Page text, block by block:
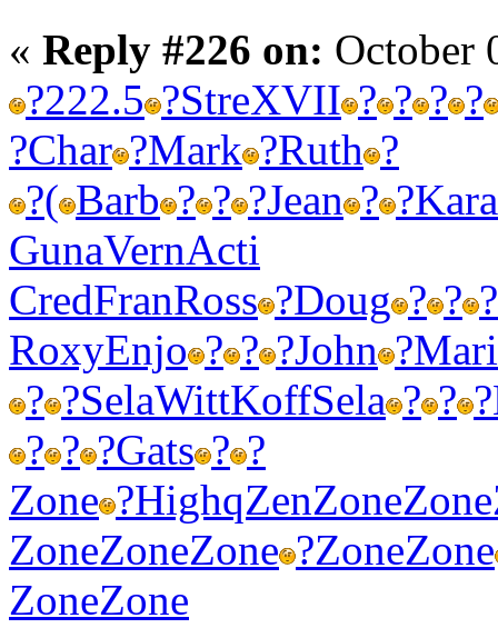
« Reply #226 on: October
?222.5 ?StreXVII ? ? ? ?
?Char ?Mark ?Ruth ?
?( Barb ? ? ?Jean ? ?Kara
GunaVernActi
CredFranRoss ?Doug ? ? ?
RoxyEnjo ? ? ?John ?Mari
? ?SelaWittKoffSela ? ? ?
? ? ?Gats ? ?
Zone ?HighqZenZoneZone
ZoneZoneZone ?ZoneZone
ZoneZone